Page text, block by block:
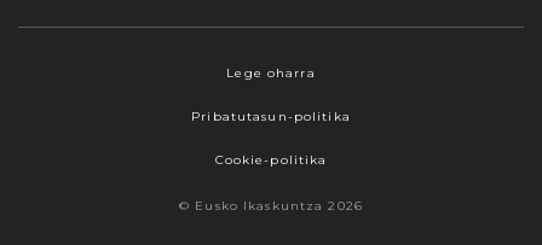
Lege oharra
Pribatutasun-politika
Cookie-politika
© Eusko Ikaskuntza 2026